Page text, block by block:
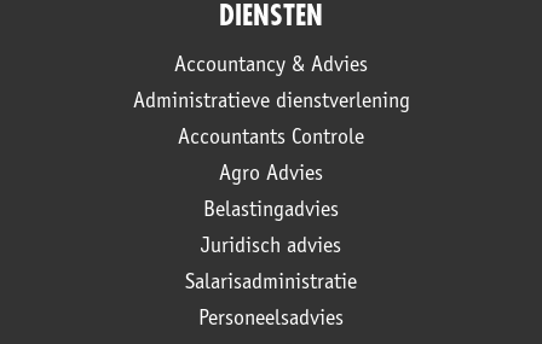
DIENSTEN
Accountancy & Advies
Administratieve dienstverlening
Accountants Controle
Agro Advies
Belastingadvies
Juridisch advies
Salarisadministratie
Personeelsadvies